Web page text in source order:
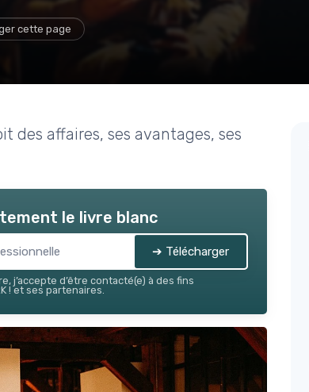
cette page
des affaires, ses avantages, ses
le livre blanc
➔ Télécharger
j’accepte d’être contacté(e) à des fins
! et ses partenaires.